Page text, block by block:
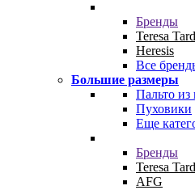
Бренды
Teresa
Heresis
Все
Большие размеры
Пальто из
Пуховики
Еще
Бренды
Teresa
AFG